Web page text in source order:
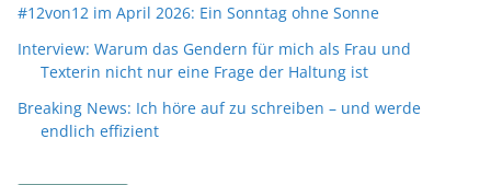
#12von12 im April 2026: Ein Sonntag ohne Sonne
Interview: Warum das Gendern für mich als Frau und
Texterin nicht nur eine Frage der Haltung ist
Breaking News: Ich höre auf zu schreiben – und werde
endlich effizient